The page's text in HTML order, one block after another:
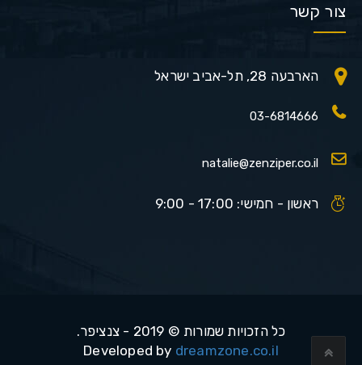
צור קשר
הארבעה 28, תל-אביב ישראל
03-6814666
natalie@zenziper.co.il
ראשון - חמישי: 17:00 - 9:00
כל הזכויות שמורות © 2019 - צנציפר.
Developed by dreamzone.co.il